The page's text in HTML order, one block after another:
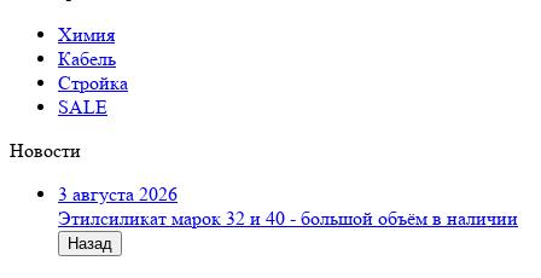
Химия
Кабель
Стройка
SALE
Новости
3 августа 2026
Этилсиликат марок 32 и 40 - большой объём в наличии
Назад